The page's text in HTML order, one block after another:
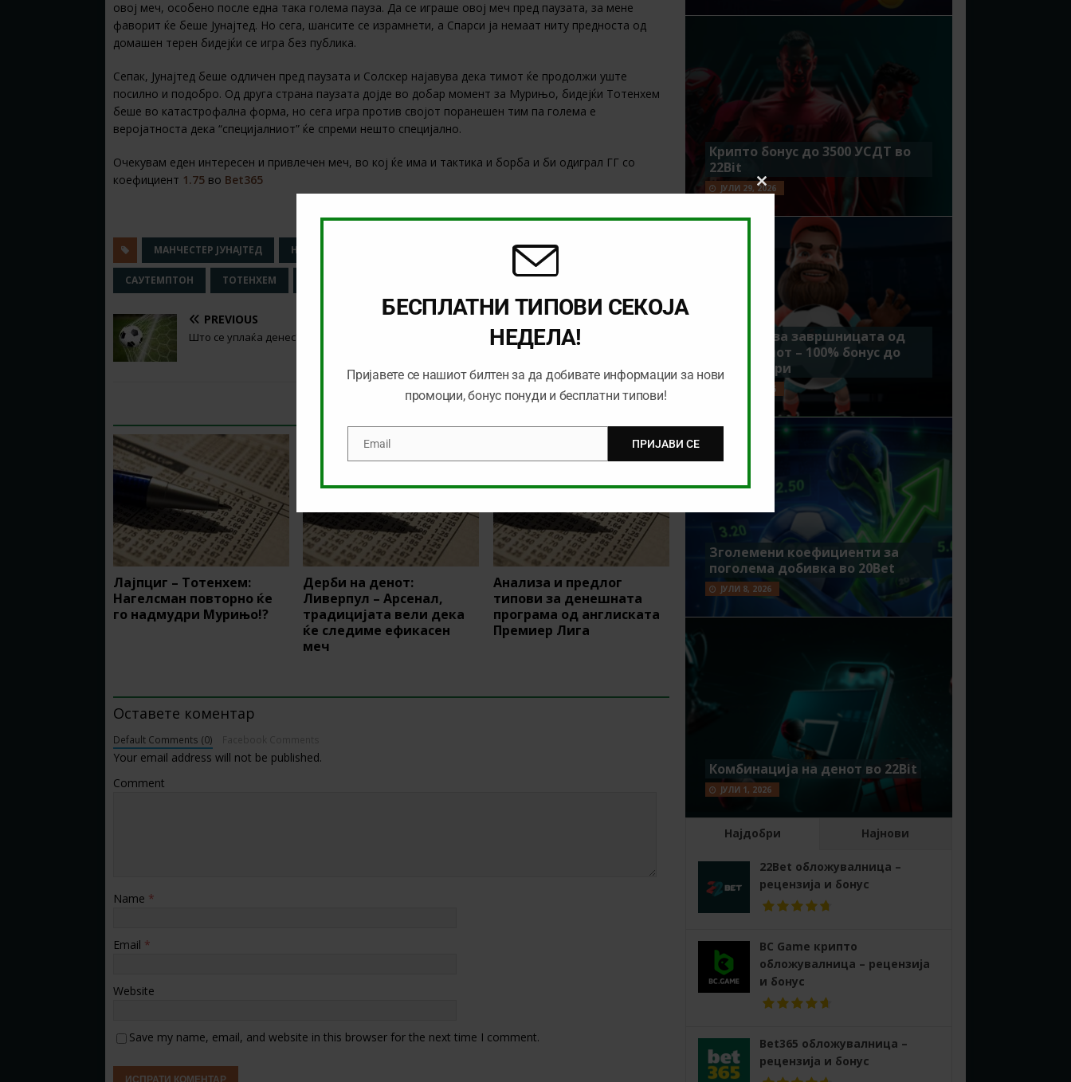
овој меч, особено после една така голема пауза. Да се играше овој меч пред паузата, за мене
фаворит ќе беше Јунајтед. Но сега, шансите се израмнети, а Спарси ја немаат ниту предноста од
домашен терен бидејќи се игра без публика.
Сепак, Јунајтед беше одличен пред паузата и Солскер најавува дека тимот ќе продолжи уште
посилно и подобро. Од друга страна паузата дојде во добар момент за Мурињо, бидејќи Тотенхем
беше во катастрофална форма, но сега игра против својот поранешен тим па голема е
веројатноста дека “специјалниот” ќе спреми нешто специјално.
Очекувам еден интересен и привлечен меч, во кој ќе има и тактика и борба и би одиграл ГГ со
коефициент 1.75 во Bet365
МАНЧЕСТЕР ЈУНАЈТЕД НОРВИЧ ПРЕМИЕР ЛИГА
САУТЕМПТОН ТОТЕНХЕМ
PREVIOUS
Што се уплаќа денес? (19.06.2020)
NEXT
ТИП НА ДЕНОТ: (19.06.2020,21:15)
ТОТЕНХЕМ – МАНЧЕСТЕР ЈУНАЈТЕД
Лајпциг – Тотенхем:
Нагелсман повторно ќе
го надмудри Мурињо!?
Дерби на денот:
Ливерпул – Арсенал,
традицијата вели дека
ќе следиме ефикасен
меч
Анализа и предлог
типови за денешната
програма од англиската
Премиер Лига
Оставете коментар
Default Comments (0)
Your email address will not be published.
Comment
Name *
Email *
Website
Save my name, email, and website in this browser for the next time I comment.
Крипто бонус до 3500 УСДТ во
22Bit
ЈУЛИ 29, 2026
Идеално за завршницата од
Мундијалот – 100% бонус до
7500 денари
ЈУЛИ 15, 2026
Зголемени коефициенти за
поголема добивка во 20Bet
ЈУЛИ 8, 2026
Комбинација на денот во 22Bit
ЈУЛИ 1, 2026
Најдобри Најнови
22Bet обложувалница –
рецензија и бонус
BC Game крипто
обложувалница – рецензија
и бонус
Bet365 обложувалница –
рецензија и бонус
Close
module
БЕСПЛАТНИ ТИПОВИ СЕКОЈА
НЕДЕЛА!
Пријавете се нашиот билтен за да добивате информации за нови
промоции, бонус понуди и бесплатни типови!
EmailEmail ПРИЈАВИ СЕ